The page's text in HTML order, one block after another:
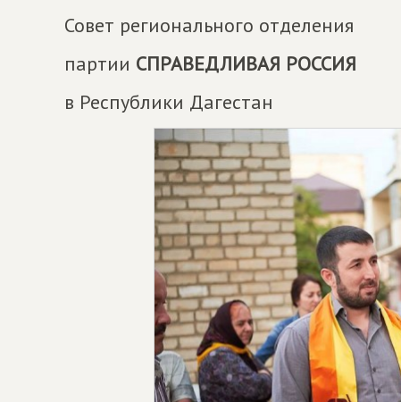
Совет регионального отделения
партии СПРАВЕДЛИВАЯ РОССИЯ
в Республики Дагестан